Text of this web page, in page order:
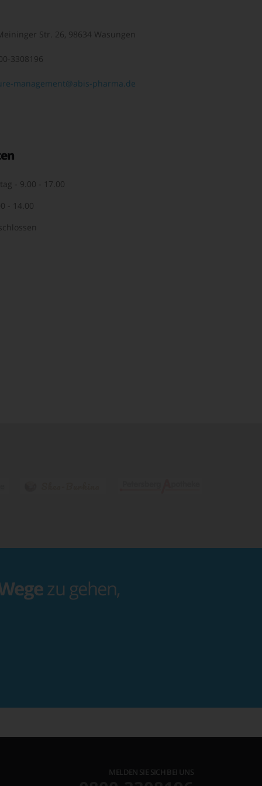
Str. 26, 98634 Wasungen
3308196
management@abis-pharma.de
- 9.00 - 17.00
- 14.00
zu gehen,
MELDEN SIE SICH BEI UNS